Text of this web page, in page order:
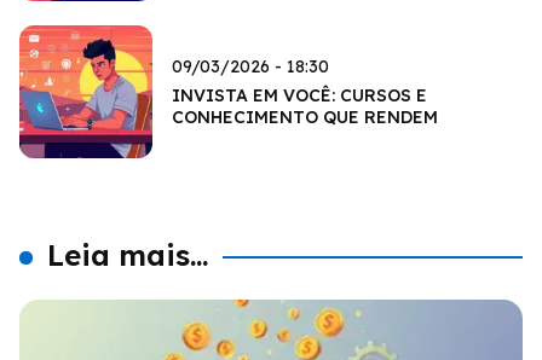
09/03/2026 - 18:30
INVISTA EM VOCÊ: CURSOS E
CONHECIMENTO QUE RENDEM
Leia mais...